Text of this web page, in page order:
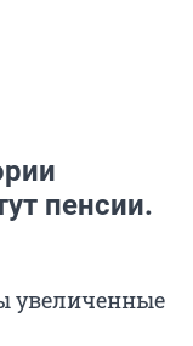
пенсии.
увеличенные